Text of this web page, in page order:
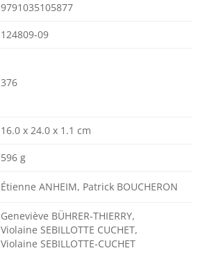
9791035105877
124809-09
376
16.0 x 24.0 x 1.1 cm
596 g
Étienne ANHEIM, Patrick BOUCHERON
Geneviève BÜHRER-THIERRY,
Violaine SEBILLOTTE CUCHET,
Violaine SEBILLOTTE-CUCHET